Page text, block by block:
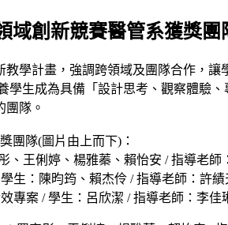
域創新競賽醫管系獲獎團
學計畫，強調跨領域及團隊合作，
生成為具備「設計思考、觀察體驗
隊。
團隊(圖片由上而下)：
、王俐婷、楊雅蓁、賴怡安 / 指導老師
生：陳昀筠、賴杰伶 / 指導老師：許績
專案 / 學生：呂欣潔 / 指導老師：李佳